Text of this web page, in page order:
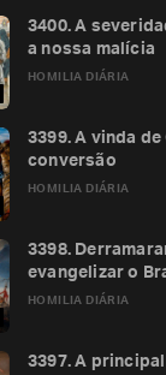
HOMILIA DIÁRIA
3400. A
a nossa malícia
HOMILIA DIÁRIA
3399. A vinda
conversão
HOMILIA DIÁRIA
3398.
evangelizar o
3397. A